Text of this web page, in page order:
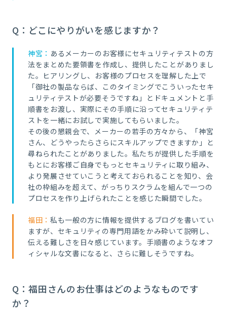
Q：どこにやりがいを感じますか？
神宮： あるメーカーのお客様にセキュリティテストの方
法をまとめた要領書を作成し、提供したことがありまし
た。ヒアリングし、お客様のプロセスを理解した上で
「御社の製品ならば、このタイミングでこういったセキ
ュリティテストが必要そうですね」とドキュメントと手
順書をお渡し、実際にその手順に沿ってセキュリティテ
ストを一緒にお試しで実施してもらいました。
その後の懇親会で、メーカーの若手の方々から、「神宮
さん、どうやったらさらにスキルアップできますか」と
尋ねられたことがありました。私たちが提供した手順を
もとにお客様ご自身でもっとセキュリティに取り組み、
より発展させていこうと考えておられることを知り、会
社の枠組みを超えて、がっちりスクラムを組んで一つの
プロセスを作り上げられたことを感じた瞬間でした。
福田： 私も一般の方に情報を提供するブログを書いてい
ますが、セキュリティの専門用語をかみ砕いて説明し、
伝える難しさを日々感じています。手順書のようなオフ
ィシャルな文書になると、さらに難しそうですね。
Q：福田さんのお仕事はどのようなものです
か？